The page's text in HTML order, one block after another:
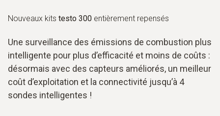
Nouveaux kits testo 300 entièrement repensés
Une surveillance des émissions de combustion plus
intelligente pour plus d’efficacité et moins de coûts :
désormais avec des capteurs améliorés, un meilleur
coût d’exploitation et la connectivité jusqu’à 4
sondes intelligentes !